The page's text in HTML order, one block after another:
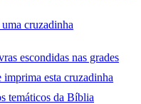
cruzadinha
escondidas nas grades
imprima esta cruzadinha
temáticos da Bíblia